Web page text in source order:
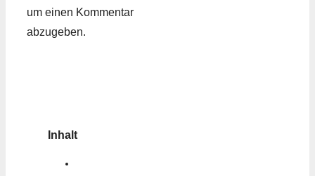
um einen Kommentar
abzugeben.
Inhalt